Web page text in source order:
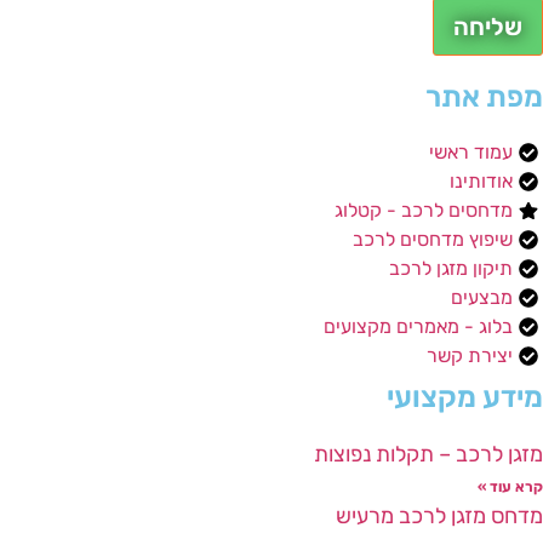
שליחה
מפת אתר
עמוד ראשי
אודותינו
מדחסים לרכב - קטלוג
שיפוץ מדחסים לרכב
תיקון מזגן לרכב
מבצעים
בלוג - מאמרים מקצועים
יצירת קשר
מידע מקצועי
מזגן לרכב – תקלות נפוצות
קרא עוד »
מדחס מזגן לרכב מרעיש